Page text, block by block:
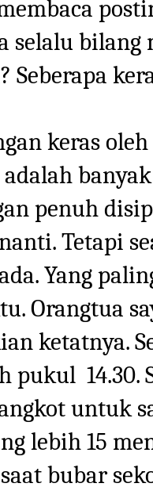
selalu bilang
Seberapa
keras
penuh
Tetapi
Yang
Orangtua
ketatnya.
pukul 14.30.
untuk
lebih 15
bubar